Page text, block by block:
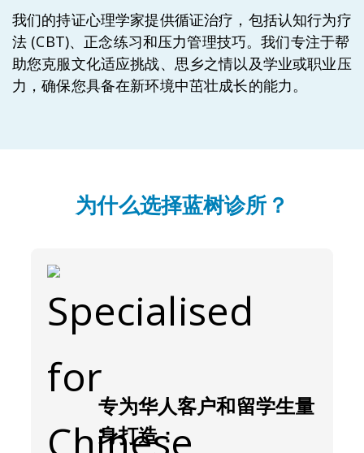
我们的持证心理学家提供循证治疗，包括认知行为疗
法 (CBT)、正念练习和压力管理技巧。我们专注于帮
助您克服文化适应挑战、思乡之情以及学业或职业压
力，确保您具备在新环境中茁壮成长的能力。
为什么选择蓝树诊所？
专为华人客户和留学生量
身打造：